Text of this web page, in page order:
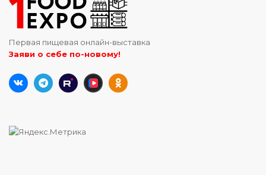
Первая пищевая онлайн-выставка
Заяви о себе по-новому!